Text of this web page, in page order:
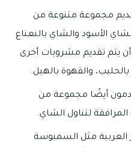
مجموعة متنوعة من
الأسود والشاي بالنعناع
يتم تقديم مشروبات أخرى
والقهوة بالهيل.
أيضًا مجموعة من
المرافقة لتناول الشاي.
العربية مثل السمبوسة